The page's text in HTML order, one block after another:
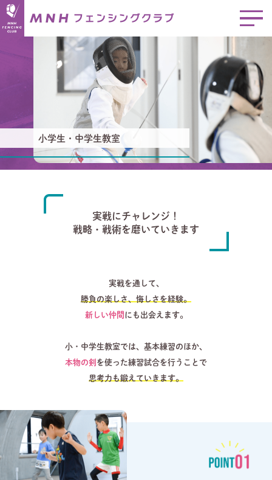
小学生・中学生教室
実戦にチャレンジ！
戦略・戦術を磨いていきます
実戦を通して、
勝負の楽しさ、悔しさを経験。
新しい仲間 にも出会えます。
小・中学生教室では、基本練習のほか、
本物の剣 を使った練習試合を行うことで
思考力も鍛えていきます。